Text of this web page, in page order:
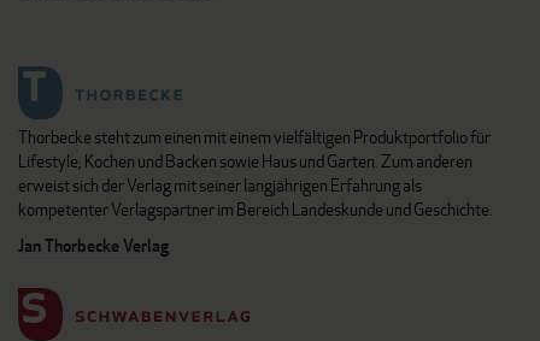
Thorbecke steht zum einen mit einem vielfältigen Produktportfolio für
Lifestyle, Kochen und Backen sowie Haus und Garten. Zum anderen
erweist sich der Verlag mit seiner langjährigen Erfahrung als
kompetenter Verlagspartner im Bereich Landeskunde und Geschichte.
Jan Thorbecke Verlag